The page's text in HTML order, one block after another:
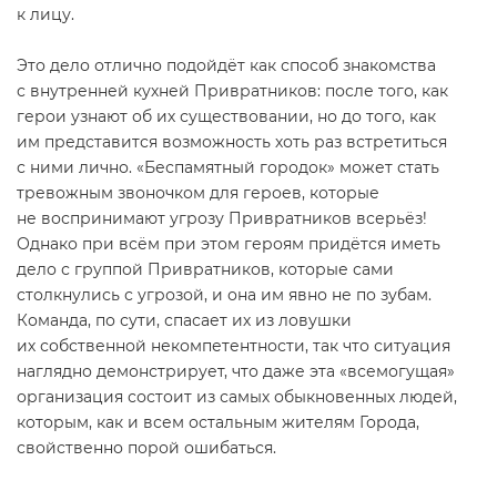
к лицу.
Это дело отлично подойдёт как способ знакомства
с внутренней кухней Привратников: после того, как
герои узнают об их существовании, но до того, как
им представится возможность хоть раз встретиться
с ними лично. «Беспамятный городок» может стать
тревожным звоночком для героев, которые
не воспринимают угрозу Привратников всерьёз!
Однако при всём при этом героям придётся иметь
дело с группой Привратников, которые сами
столкнулись с угрозой, и она им явно не по зубам.
Команда, по сути, спасает их из ловушки
их собственной некомпетентности, так что ситуация
наглядно демонстрирует, что даже эта «всемогущая»
организация состоит из самых обыкновенных людей,
которым, как и всем остальным жителям Города,
свойственно порой ошибаться.